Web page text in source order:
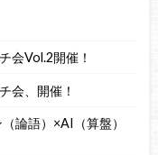
会Vol.2開催！
会、開催！
論語）×AI（算盤）